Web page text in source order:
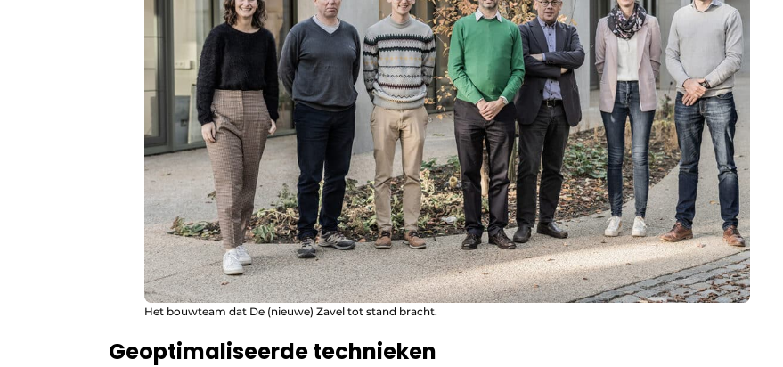
Het bouwteam dat De (nieuwe) Zavel tot stand bracht.
Geoptimaliseerde technieken